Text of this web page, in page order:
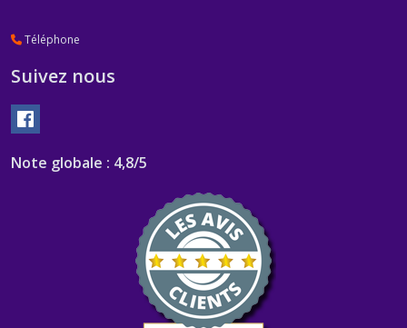
Téléphone
Suivez nous
Note globale : 4,8/5